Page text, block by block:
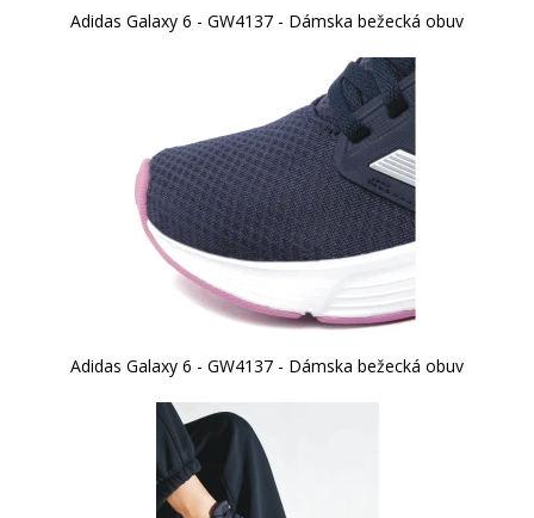
Adidas Galaxy 6 - GW4137 - Dámska bežecká obuv
Adidas Galaxy 6 - GW4137 - Dámska bežecká obuv